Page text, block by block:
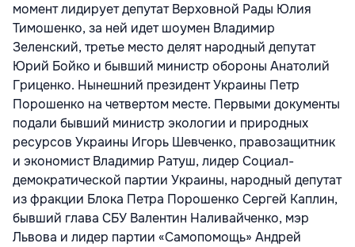
момент лидирует депутат Верховной Рады Юлия
Тимошенко, за ней идет шоумен Владимир
Зеленский, третье место делят народный депутат
Юрий Бойко и бывший министр обороны Анатолий
Гриценко. Нынешний президент Украины Петр
Порошенко на четвертом месте. Первыми документы
подали бывший министр экологии и природных
ресурсов Украины Игорь Шевченко, правозащитник
и экономист Владимир Ратуш, лидер Социал-
демократической партии Украины, народный депутат
из фракции Блока Петра Порошенко Сергей Каплин,
бывший глава СБУ Валентин Наливайченко, мэр
Львова и лидер партии «Самопомощь» Андрей